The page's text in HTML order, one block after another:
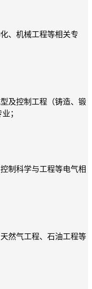
、机械工程等相关专
及控制工程（铸造、锻
；
制科学与工程等电气相
然气工程、石油工程等